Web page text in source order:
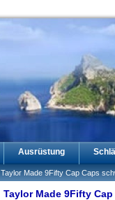
Ausrüstung
Taylor Made 9Fifty Cap Caps
Taylor Made 9Fifty